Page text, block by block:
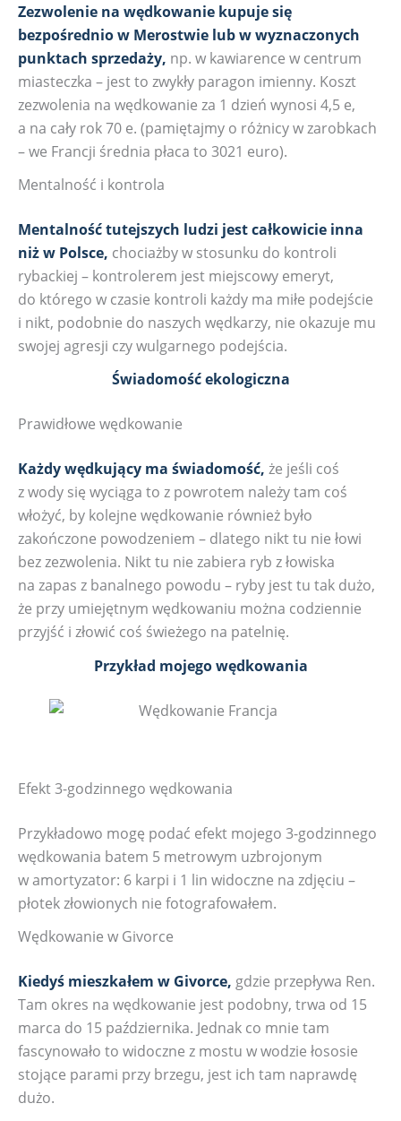
Zezwolenie na wędkowanie kupuje się
bezpośrednio w Merostwie lub w wyznaczonych
punktach sprzedaży, np. w kawiarence w centrum
miasteczka – jest to zwykły paragon imienny. Koszt
zezwolenia na wędkowanie za 1 dzień wynosi 4,5 e,
a na cały rok 70 e. (pamiętajmy o różnicy w zarobkach
– we Francji średnia płaca to 3021 euro).
Mentalność i kontrola
Mentalność tutejszych ludzi jest całkowicie inna
niż w Polsce, chociażby w stosunku do kontroli
rybackiej – kontrolerem jest miejscowy emeryt,
do którego w czasie kontroli każdy ma miłe podejście
i nikt, podobnie do naszych wędkarzy, nie okazuje mu
swojej agresji czy wulgarnego podejścia.
Świadomość ekologiczna
Prawidłowe wędkowanie
Każdy wędkujący ma świadomość, że jeśli coś
z wody się wyciąga to z powrotem należy tam coś
włożyć, by kolejne wędkowanie również było
zakończone powodzeniem – dlatego nikt tu nie łowi
bez zezwolenia. Nikt tu nie zabiera ryb z łowiska
na zapas z banalnego powodu – ryby jest tu tak dużo,
że przy umiejętnym wędkowaniu można codziennie
przyjść i złowić coś świeżego na patelnię.
Przykład mojego wędkowania
Efekt 3-godzinnego wędkowania
Przykładowo mogę podać efekt mojego 3-godzinnego
wędkowania batem 5 metrowym uzbrojonym
w amortyzator: 6 karpi i 1 lin widoczne na zdjęciu –
płotek złowionych nie fotografowałem.
Wędkowanie w Givorce
Kiedyś mieszkałem w Givorce, gdzie przepływa Ren.
Tam okres na wędkowanie jest podobny, trwa od 15
marca do 15 października. Jednak co mnie tam
fascynowało to widoczne z mostu w wodzie łososie
stojące parami przy brzegu, jest ich tam naprawdę
dużo.